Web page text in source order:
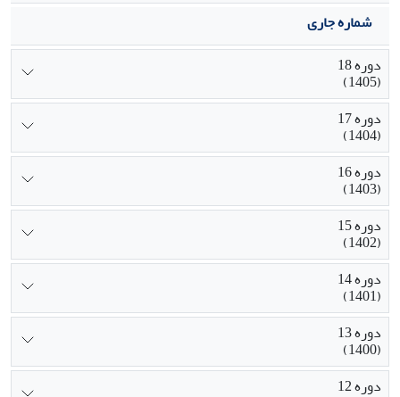
شماره جاری
دوره 18
(1405)
دوره 17
(1404)
دوره 16
(1403)
دوره 15
(1402)
دوره 14
(1401)
دوره 13
(1400)
دوره 12